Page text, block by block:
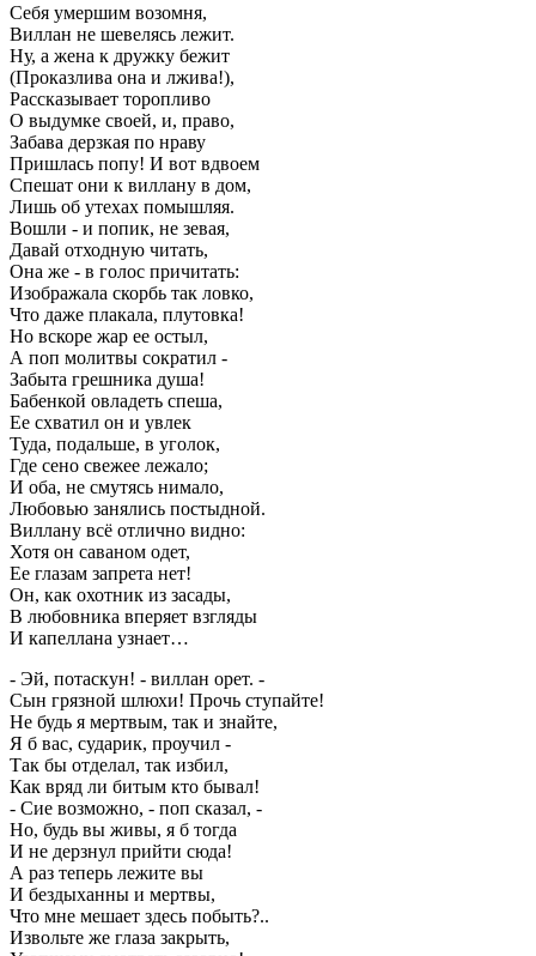
Себя умершим возомня,
Виллан не шевелясь лежит.
Ну, а жена к дружку бежит
(Проказлива она и лжива!),
Рассказывает торопливо
О выдумке своей, и, право,
Забава дерзкая по нраву
Пришлась попу! И вот вдвоем
Спешат они к виллану в дом,
Лишь об утехах помышляя.
Вошли - и попик, не зевая,
Давай отходную читать,
Она же - в голос причитать:
Изображала скорбь так ловко,
Что даже плакала, плутовка!
Но вскоре жар ее остыл,
А поп молитвы сократил -
Забыта грешника душа!
Бабенкой овладеть спеша,
Ее схватил он и увлек
Туда, подальше, в уголок,
Где сено свежее лежало;
И оба, не смутясь нимало,
Любовью занялись постыдной.
Виллану всё отлично видно:
Хотя он саваном одет,
Ее глазам запрета нет!
Он, как охотник из засады,
В любовника вперяет взгляды
И капеллана узнает…
- Эй, потаскун! - виллан орет. -
Сын грязной шлюхи! Прочь ступайте!
Не будь я мертвым, так и знайте,
Я б вас, сударик, проучил -
Так бы отделал, так избил,
Как вряд ли битым кто бывал!
- Сие возможно, - поп сказал, -
Но, будь вы живы, я б тогда
И не дерзнул прийти сюда!
А раз теперь лежите вы
И бездыханны и мертвы,
Что мне мешает здесь побыть?..
Извольте же глаза закрыть,